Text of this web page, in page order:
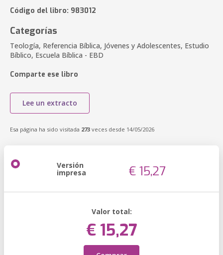
Código del libro: 983012
Categorías
Teología, Referencia Bíblica, Jóvenes y Adolescentes, Estudio
Bíblico, Escuela Bíblica - EBD
Comparte ese libro
Lee un extracto
Esa página ha sido visitada 273 veces desde 14/05/2026
Versión
impresa € 15,27
Valor total:
€ 15,27